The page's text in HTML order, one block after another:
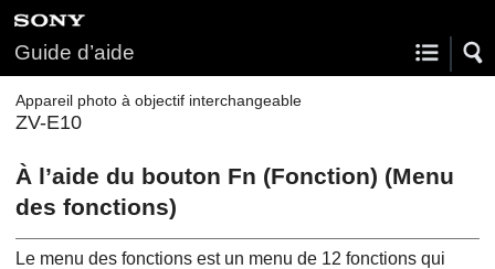
Guide d’aide
Appareil photo à objectif interchangeable
ZV-E10
À l’aide du bouton Fn (Fonction) (Menu
des fonctions)
Le menu des fonctions est un menu de 12 fonctions qui